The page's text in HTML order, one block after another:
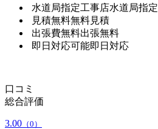
水道局指定工事店水道局指定
見積無料無料見積
出張費無料出張無料
即日対応可能即日対応
口コミ
総合評価
3.00 （0）